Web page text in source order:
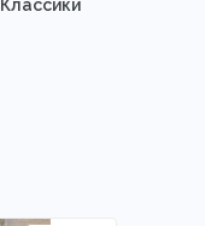
Классики